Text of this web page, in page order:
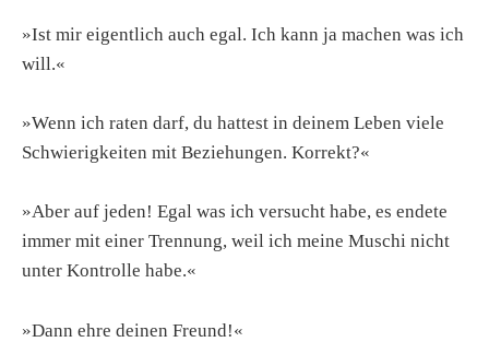
»Ist mir eigentlich auch egal. Ich kann ja machen was ich
will.«
»Wenn ich raten darf, du hattest in deinem Leben viele
Schwierigkeiten mit Beziehungen. Korrekt?«
»Aber auf jeden! Egal was ich versucht habe, es endete
immer mit einer Trennung, weil ich meine Muschi nicht
unter Kontrolle habe.«
»Dann ehre deinen Freund!«